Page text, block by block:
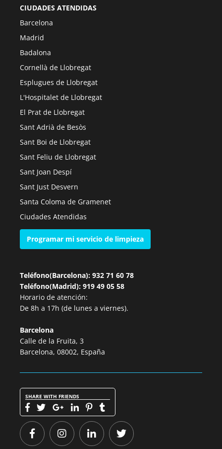
CIUDADES ATENDIDAS
Barcelona
Madrid
Badalona
Cornellà de Llobregat
Esplugues de Llobregat
L'Hospitalet de Llobregat
El Prat de Llobregat
Sant Adrià de Besòs
Sant Boi de Llobregat
Sant Feliu de Llobregat
Sant Joan Despí
Sant Just Desvern
Santa Coloma de Gramenet
Ciudades Atendidas
Programar mi servicio de limpieza
Teléfono(Barcelona): 932 71 60 78
Teléfono(Madrid): 919 49 05 58
Horario de atención:
De 8h a 17h (de lunes a viernes).
Barcelona
Calle de la Fruita, 3
Barcelona, 08002, España
SHARE WITH FRIENDS